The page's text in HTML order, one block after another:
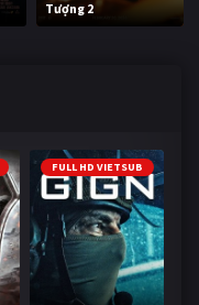
Tượng 2
FULL HD VIETSUB